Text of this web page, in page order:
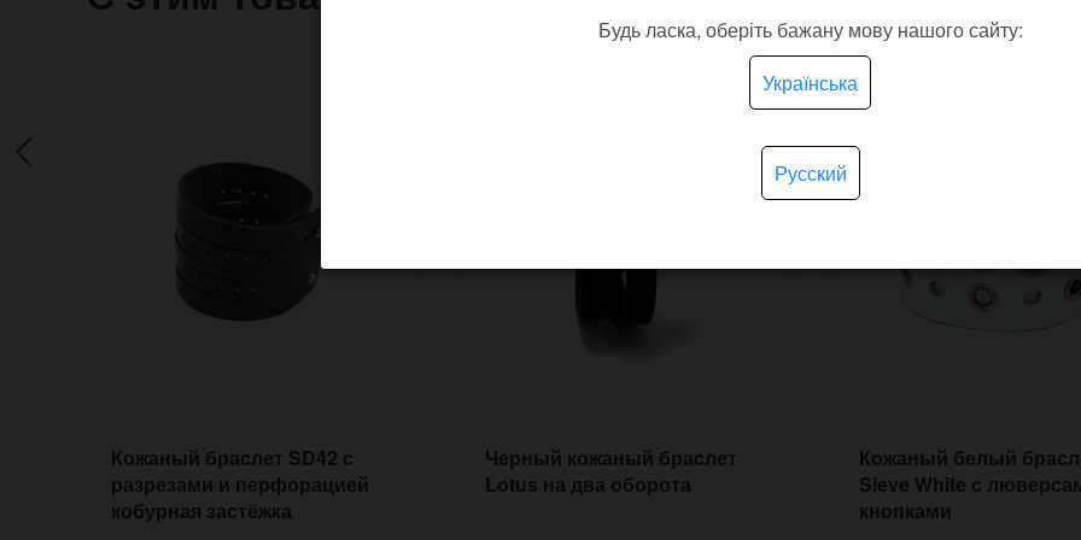
Кожаный браслет SD42 с
разрезами и перфорацией
кобурная застёжка
Черный кожаный браслет
Lotus на два оборота
Кожаный белый
Sieve White с
кнопками
Будь ласка, оберіть бажану мову нашого сайту:
Українська
Русский